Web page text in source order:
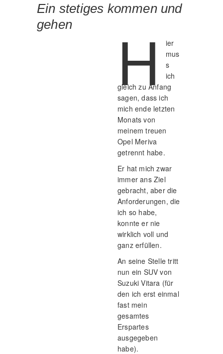
Ein stetiges kommen und
gehen
H
ier
mus
s
ich
gleich zu Anfang
sagen, dass ich
mich ende letzten
Monats von
meinem treuen
Opel Meriva
getrennt habe.
Er hat mich zwar
immer ans Ziel
gebracht, aber die
Anforderungen, die
ich so habe,
konnte er nie
wirklich voll und
ganz erfüllen.
An seine Stelle tritt
nun ein SUV von
Suzuki Vitara (für
den ich erst einmal
fast mein
gesamtes
Erspartes
ausgegeben
habe).